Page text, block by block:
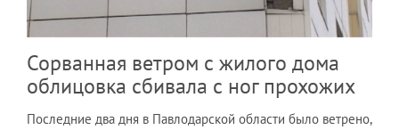
Сорванная ветром с жилого дома
облицовка сбивала с ног прохожих
Последние два дня в Павлодарской области было ветрено,